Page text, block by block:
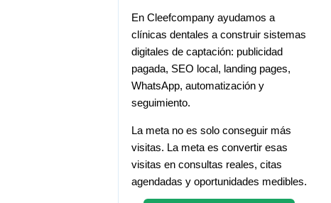
En Cleefcompany ayudamos a
clínicas dentales a construir sistemas
digitales de captación: publicidad
pagada, SEO local, landing pages,
WhatsApp, automatización y
seguimiento.
La meta no es solo conseguir más
visitas. La meta es convertir esas
visitas en consultas reales, citas
agendadas y oportunidades medibles.